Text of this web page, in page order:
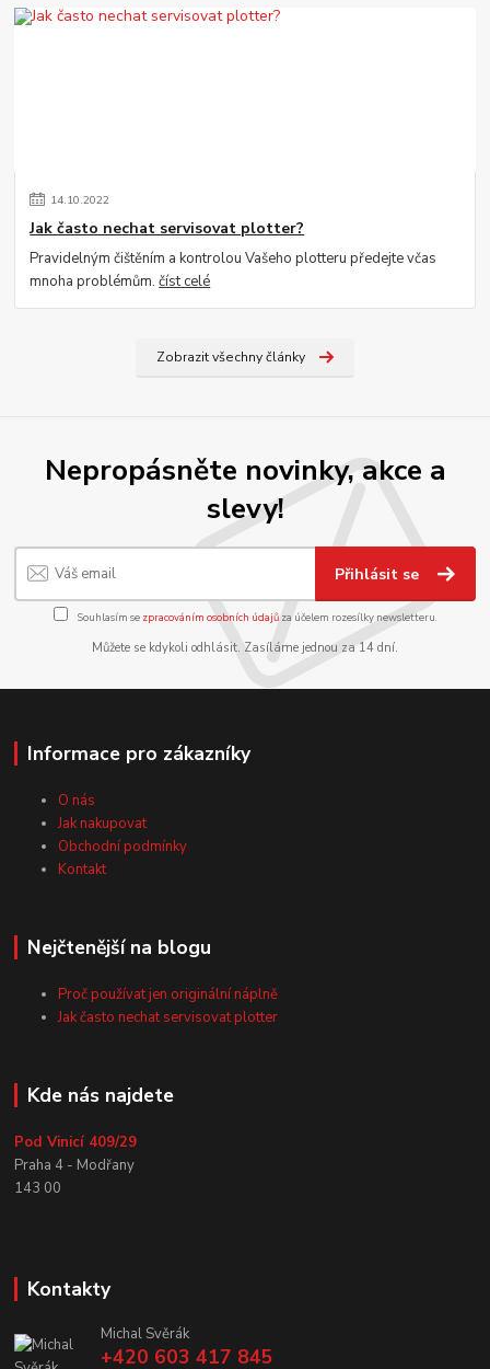
14.10.2022
Jak často nechat servisovat plotter?
Pravidelným čištěním a kontrolou Vašeho plotteru předejte včas
mnoha problémům.číst celé
Zobrazit všechny články
Nepropásněte novinky, akce a
slevy!
Přihlásit se
Souhlasím se zpracováním osobních údajůza účelem rozesílky newsletteru.
Můžete se kdykoli odhlásit. Zasíláme jednou za 14 dní.
Informace pro zákazníky
O nás
Jak nakupovat
Obchodní podmínky
Kontakt
Nejčtenější na blogu
Proč používat jen originální náplně
Jak často nechat servisovat plotter
Kde nás najdete
Pod Vinicí 409/29
Praha 4 - Modřany
143 00
Kontakty
Michal Svěrák
+420 603 417 845